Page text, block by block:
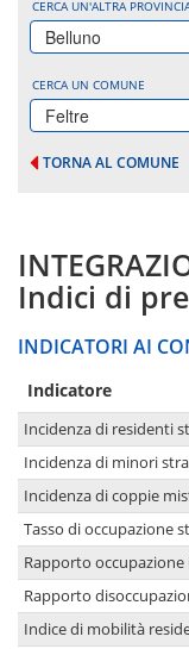
CERCA UN'ALTRA
Belluno
CERCA UN COMUNE
Feltre
TORNA AL COMUNE
Indici di
INDICATORI AI
Indicatore
Incidenza di residenti
Incidenza di minori
Incidenza di coppie
Tasso di occupazione
Rapporto
Rapporto
Indice di mobilità